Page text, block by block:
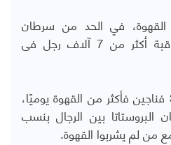
القهوة، في الحد من سرطان
البروستاتا، حيث تمت مراقبة أكثر من 7 آلاف رجل فى
ووجد الباحثون، أن شرب 3 فناجين فأكثر من القهوة يوميًا،
البروستاتا بين الرجال بنسب